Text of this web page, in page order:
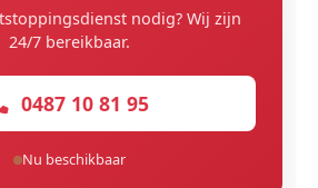
nodig? Wij zijn
24/7 bereikbaar.
0487 10 81 95
Nu beschikbaar